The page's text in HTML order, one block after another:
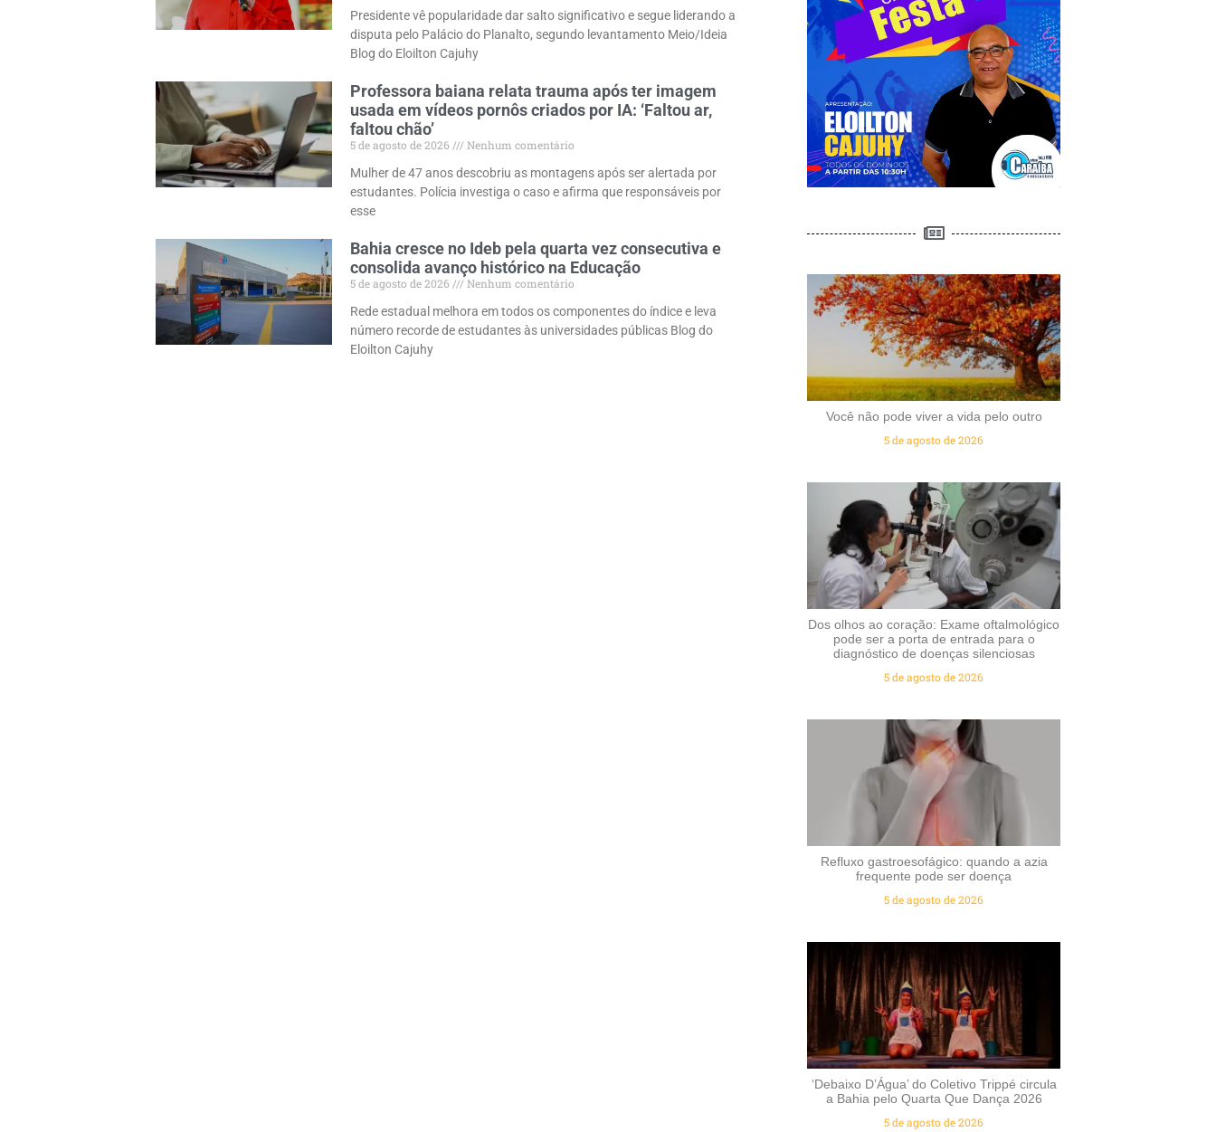
Presidente vê popularidade dar salto significativo e segue liderando a
disputa pelo Palácio do Planalto, segundo levantamento Meio/Ideia
Blog do Eloilton Cajuhy
Professora baiana relata trauma após ter imagem
usada em vídeos pornôs criados por IA: ‘Faltou ar,
faltou chão’
5 de agosto de 2026
Nenhum comentário
Mulher de 47 anos descobriu as montagens após ser alertada por
estudantes. Polícia investiga o caso e afirma que responsáveis por
esse
Bahia cresce no Ideb pela quarta vez consecutiva e
consolida avanço histórico na Educação
5 de agosto de 2026
Nenhum comentário
Rede estadual melhora em todos os componentes do índice e leva
número recorde de estudantes às universidades públicas Blog do
Eloilton Cajuhy
Você não pode viver a vida pelo outro
5 de agosto de 2026
Dos olhos ao coração: Exame oftalmológico
pode ser a porta de entrada para o
diagnóstico de doenças silenciosas
5 de agosto de 2026
Refluxo gastroesofágico: quando a azia
frequente pode ser doença
5 de agosto de 2026
‘Debaixo D’Água’ do Coletivo Trippé circula
a Bahia pelo Quarta Que Dança 2026
5 de agosto de 2026